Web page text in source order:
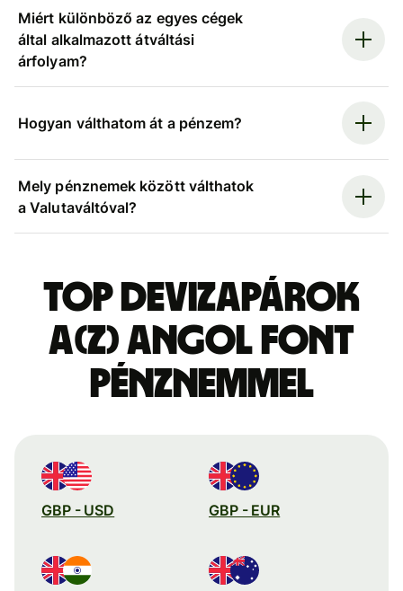
Miért különböző az egyes cégek
által alkalmazott átváltási
árfolyam?
Hogyan válthatom át a pénzem?
Mely pénznemek között válthatok
a Valutaváltóval?
Top devizapárok
a(z) angol font
pénznemmel
GBP - USD GBP - EUR